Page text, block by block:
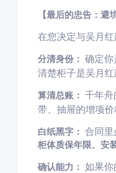
【最后的忠告：避
在您决定与吴月
分清身份： 确定你
清楚柜子是吴月红
算清总账： 千年
带、抽屉的增项价
白纸黑字： 合同里
柜体质保年限、安
确认能力： 如果